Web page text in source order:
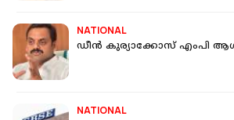
NATIONAL
ഡീന്‍ കുര്യാക്കോസ് എംപി
NATIONAL